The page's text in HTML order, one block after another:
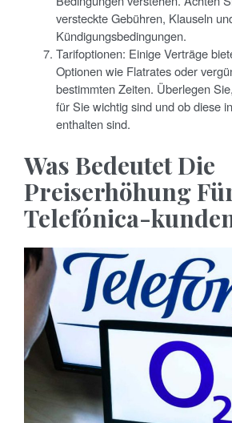
versteckte Gebühren, Klauseln
Kündigungsbedingungen.
Tarifoptionen: Einige Verträge
Optionen wie Flatrates oder
bestimmten Zeiten. Überlegen
für Sie wichtig sind und ob diese
enthalten sind.
Was Bedeutet Die
Preiserhöhung
Telefónica-